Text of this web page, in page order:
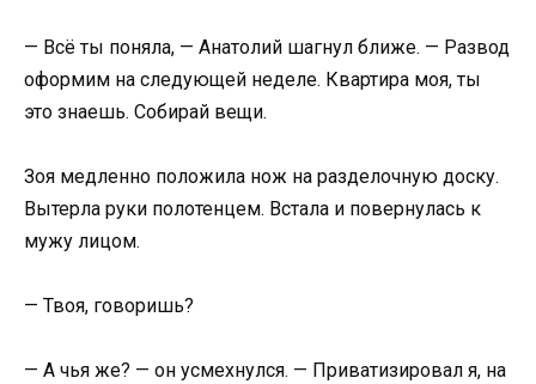
— Всё ты поняла, — Анатолий шагнул ближе. — Развод
оформим на следующей неделе. Квартира моя, ты
это знаешь. Собирай вещи.
Зоя медленно положила нож на разделочную доску.
Вытерла руки полотенцем. Встала и повернулась к
мужу лицом.
— Твоя, говоришь?
— А чья же? — он усмехнулся. — Приватизировал я, на